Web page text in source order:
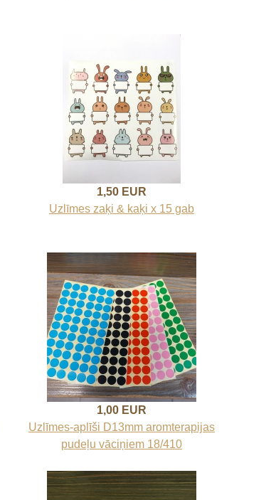
1,50 EUR
Uzlīmes zaķi & kaķi x 15 gab
1,00 EUR
Uzlīmes-aplīši D13mm aromterapijas
pudeļu vāciņiem 18/410